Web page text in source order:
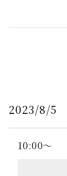
2023/8/5
10:00～